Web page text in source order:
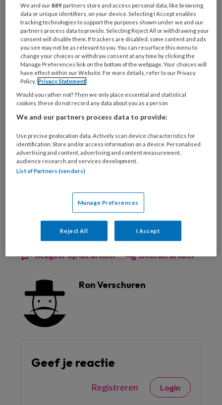
vergrijst, waar mensen langer actief
blijven en bewuster met hun
gezondheid omgaan, neemt het belang
van goede voetzorg – en daarmee van
goed opgeleide pedicures – alleen
maar toe.
Al abonnee?Log dan in
Reageer op dit artikel Deel dit artikel
Ron Verschuren
Geef je reactie
Registreren Login
We and our889 partners store and access personal data, like browsing
data or unique identifiers, on your device. Selecting I Accept enables
tracking technologies to support the purposes shown under we and our
partners process data to provide. Selecting Reject All or withdrawing your
consent will disable them. If trackers are disabled, some content and ads
you see may not be as relevant to you. You can resurface this menu to
change your choices or withdraw consent at any time by clicking the
Manage Preferences link on the bottom of the webpage. Your choices will
have effect within our Website. For more details, refer to our Privacy
Policy. Privacy Statement
Would you rather not? Then we only place essential and statistical
cookies, these do not record any data about you as a person
We and our partners process data to provide:
Use precise geolocation data. Actively scan device characteristics for
identification. Store and/or access information on a device. Personalised
advertising and content, advertising and content measurement,
audience research and services development.
List of Partners (vendors)
Manage Preferences
Reject All I Accept